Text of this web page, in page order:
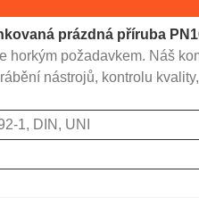
prázdná příruba
horkým požadavkem. Náš
nástrojů, kontrolu
1, DIN, UNI